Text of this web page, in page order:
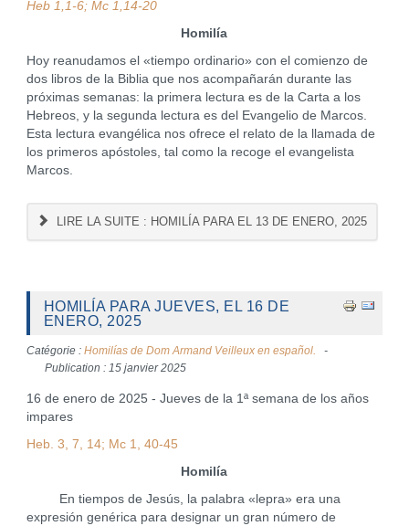
Heb 1,1-6; Mc 1,14-20
Homilía
Hoy reanudamos el «tiempo ordinario» con el comienzo de
dos libros de la Biblia que nos acompañarán durante las
próximas semanas: la primera lectura es de la Carta a los
Hebreos, y la segunda lectura es del Evangelio de Marcos.
Esta lectura evangélica nos ofrece el relato de la llamada de
los primeros apóstoles, tal como la recoge el evangelista
Marcos.
LIRE LA SUITE : HOMILÍA PARA EL 13 DE ENERO, 2025
HOMILÍA PARA JUEVES, EL 16 DE
ENERO, 2025
Catégorie : Homilías de Dom Armand Veilleux en español.
Publication : 15 janvier 2025
16 de enero de 2025 - Jueves de la 1ª semana de los años
impares
Heb. 3, 7, 14; Mc 1, 40-45
Homilía
En tiempos de Jesús, la palabra «lepra» era una
expresión genérica para designar un gran número de